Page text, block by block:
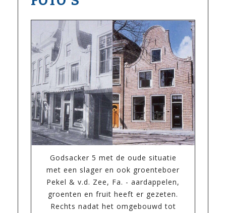
Godsacker 5 met de oude situatie
met een slager en ook groenteboer
Pekel & v.d. Zee, Fa. - aardappelen,
groenten en fruit heeft er gezeten.
Rechts nadat het omgebouwd tot